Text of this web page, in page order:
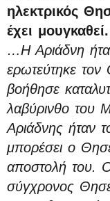
ηλεκτρικός
έχει μουγκαθεί.
…Η Αριάδνη
ερωτεύτηκε
βοήθησε
λαβύρινθο του
Αριάδνης ήταν
μπορέσει ο
αποστολή του. Ο
σύγχρονος